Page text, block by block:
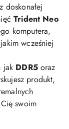
doskonałej
Trident Neo
komputera,
wcześniej
jak DDR5oraz
produkt,
swoim